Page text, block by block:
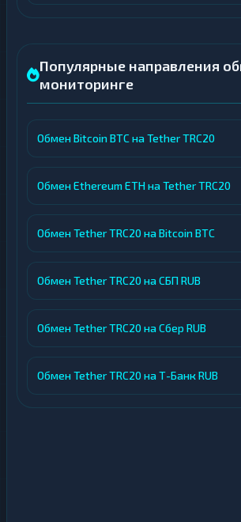
Популярные направления
мониторинге
Обмен Bitcoin BTC на Tether TRC20
Обмен Ethereum ETH на Tether TRC20
Обмен Tether TRC20 на Bitcoin BTC
Обмен Tether TRC20 на СБП RUB
Обмен Tether TRC20 на Сбер RUB
Обмен Tether TRC20 на Т-Банк RUB